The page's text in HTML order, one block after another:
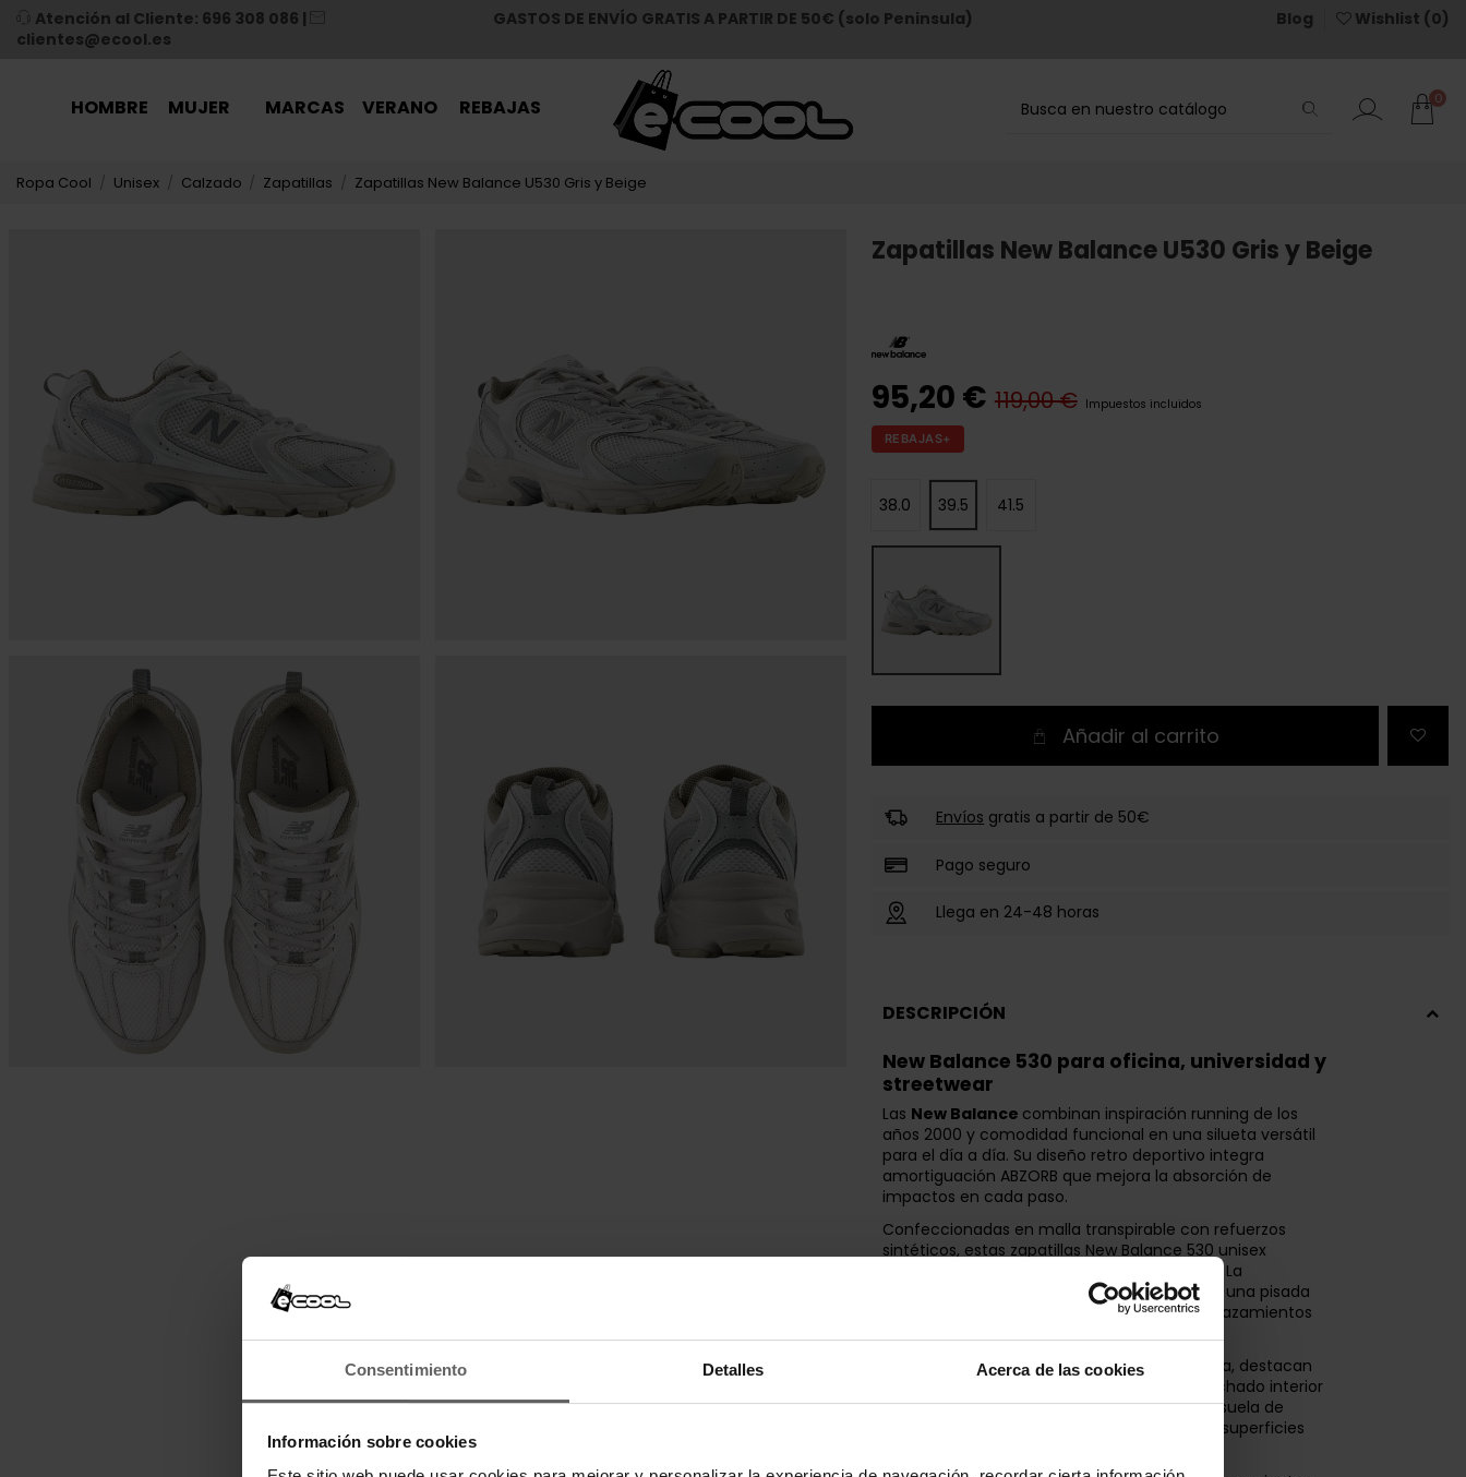
Consentimiento Detalles Acerca de las cookies
Información sobre cookies
Atención al Cliente: 696 308 086 |
clientes@ecool.es
GASTOS DE ENVÍO GRATIS A PARTIR DE 50€ (solo Peninsula) Blog Wishlist (0)
HOMBRE MUJER MARCAS VERANO REBAJAS 0
Ropa Cool Unisex Calzado Zapatillas Zapatillas New Balance U530 Gris y Beige
Zapatillas New Balance U530 Gris y Beige
95,20 € 119,00 € Impuestos incluidos
REBAJAS+
38.0 39.5 41.5
Añadir al carrito
Envíos gratis a partir de 50€
Pago seguro
Llega en 24-48 horas
DESCRIPCIÓN
New Balance 530 para oficina, universidad y
streetwear
Las New Balance combinan inspiración running de los
años 2000 y comodidad funcional en una silueta versátil
para el día a día. Su diseño retro deportivo integra
amortiguación ABZORB que mejora la absorción de
impactos en cada paso.
Confeccionadas en malla transpirable con refuerzos
sintéticos, estas zapatillas New Balance 530 unisex
ofrecen ventilación y estructura equilibrada. La
entresuela con tecnología ABZORB favorece una pisada
cómoda y estable, ideal para caminar, desplazamientos
Diseñadas para largas jornadas fuera de casa, destacan
por su perfil dinámico y estética Y2K. El acolchado interior
proporciona ajuste confortable, mientras la suela de
goma aporta tracción fiable sobre asfalto y superficies